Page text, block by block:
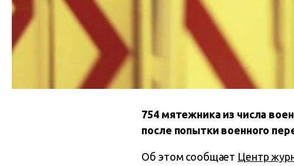
754 мятежника из числа
после попытки военного
Об этом сообщает Центр